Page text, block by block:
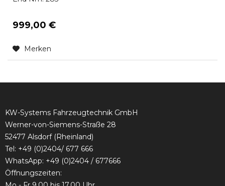
999,00 €
Merken
KW-Systems Fahrzeugtechnik GmbH
Werner-von-Siemens-Straße 28
52477 Alsdorf (Rheinland)
Tel: +49 (0)2404/ 677 666
WhatsApp: +49 (0)2404 / 677666
Öffnungszeiten: